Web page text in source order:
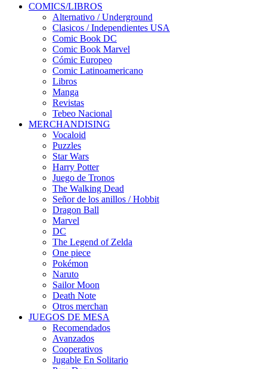
COMICS/LIBROS
Alternativo / Underground
Clasicos / Independientes USA
Comic Book DC
Comic Book Marvel
Cómic Europeo
Comic Latinoamericano
Libros
Manga
Revistas
Tebeo Nacional
MERCHANDISING
Vocaloid
Puzzles
Star Wars
Harry Potter
Juego de Tronos
The Walking Dead
Señor de los anillos / Hobbit
Dragon Ball
Marvel
DC
The Legend of Zelda
One piece
Pokémon
Naruto
Sailor Moon
Death Note
Otros merchan
JUEGOS DE MESA
Recomendados
Avanzados
Cooperativos
Jugable En Solitario